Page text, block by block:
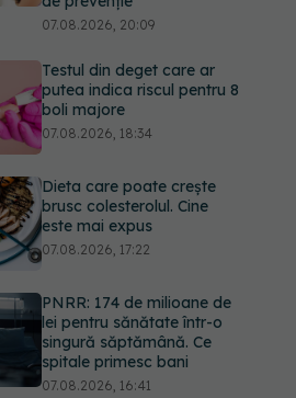
07.08.2026, 20:09
Testul din deget care ar
putea indica riscul pentru 8
boli majore
07.08.2026, 18:34
Dieta care poate crește
brusc colesterolul. Cine
este mai expus
07.08.2026, 17:22
PNRR: 174 de milioane de
lei pentru sănătate într-o
singură săptămână. Ce
spitale primesc bani
07.08.2026, 16:41